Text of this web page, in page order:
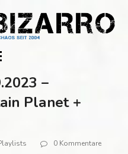
–
Planet +
0 Kommentare